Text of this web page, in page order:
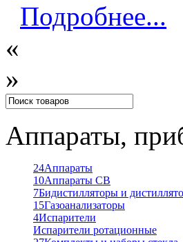
Подробнее...
«
»
Аппараты,
24Аппараты
10Аппараты СВ
7Бидистилляторы и
15Газоанализаторы
4Испарители
Испарители ротационные